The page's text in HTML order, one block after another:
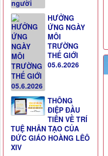
HƯỞNG
ỨNG NGÀY
MÔI
TRƯỜNG
THẾ GIỚI
05.6.2026
THÔNG
ĐIỆP ĐẦU
TIÊN VỀ TRÍ
TUỆ NHÂN TẠO CỦA
ĐỨC GIÁO HOÀNG LÊÔ
XIV